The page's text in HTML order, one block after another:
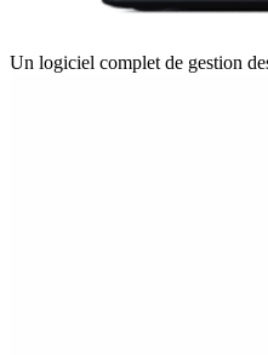
Un logiciel complet de gestion